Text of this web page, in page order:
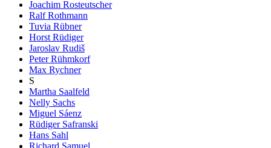
Joachim Rosteutscher
Ralf Rothmann
Tuvia Rübner
Horst Rüdiger
Jaroslav Rudiš
Peter Rühmkorf
Max Rychner
S
Martha Saalfeld
Nelly Sachs
Miguel Sáenz
Rüdiger Safranski
Hans Sahl
Richard Samuel